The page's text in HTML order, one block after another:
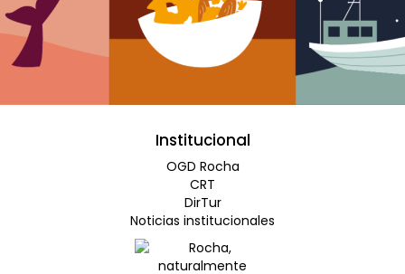
Institucional
OGD Rocha
CRT
DirTur
Noticias institucionales